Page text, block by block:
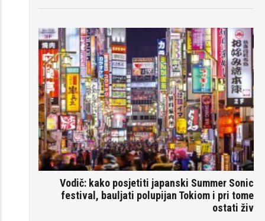
Vodič: kako posjetiti japanski Summer Sonic
festival, bauljati polupijan Tokiom i pri tome
ostati živ